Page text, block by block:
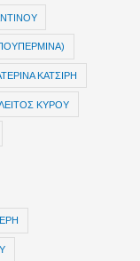
ΚΑΤΣΙΡΗ
ΚΥΡΟΥ